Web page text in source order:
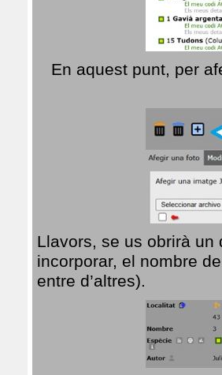
En aquest punt, per
Llavors, se us obrirà
incorporar, el nombre
entre d’altres).